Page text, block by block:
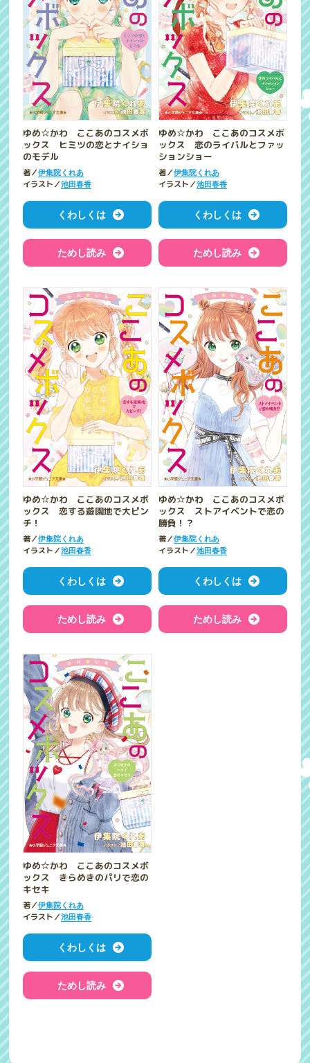
ゆめ☆かわ ここあのコスメボ
ックス ヒミツの恋とナイショ
のモデル
著／伊集院くれあ
イラスト／池田春香
くわしくは
ためし読み
ゆめ☆かわ ここあのコスメボ
ックス 恋のライバルとファッ
ションショー
著／伊集院くれあ
イラスト／池田春香
くわしくは
ためし読み
ゆめ☆かわ ここあのコスメボ
ックス 恋する遊園地で大ピン
チ！
著／伊集院くれあ
イラスト／池田春香
くわしくは
ためし読み
ゆめ☆かわ ここあのコスメボ
ックス ストアイベントで恋の
勝負！？
著／伊集院くれあ
イラスト／池田春香
くわしくは
ためし読み
ゆめ☆かわ ここあのコスメボ
ックス きらめきのパリで恋の
キセキ
著／伊集院くれあ
イラスト／池田春香
くわしくは
ためし読み